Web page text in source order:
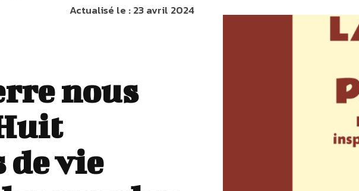
Actualisé le :23 avril 2024
nous
vie